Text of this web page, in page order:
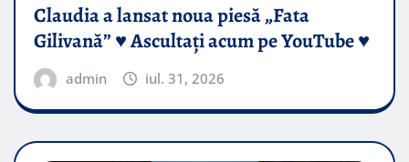
Claudia a lansat noua piesă „Fata
Gilivană” ♥️ Ascultați acum pe YouTube ♥️
admin iul. 31, 2026